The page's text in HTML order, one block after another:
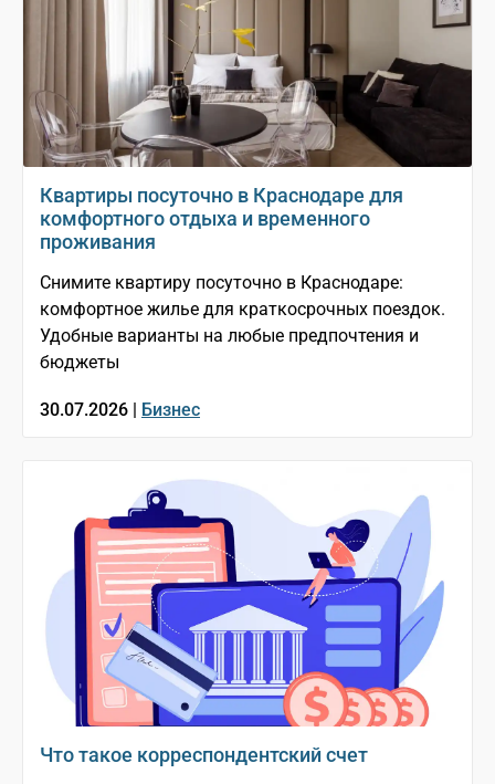
Квартиры посуточно в Краснодаре для
комфортного отдыха и временного
проживания
Снимите квартиру посуточно в Краснодаре:
комфортное жилье для краткосрочных поездок.
Удобные варианты на любые предпочтения и
бюджеты
30.07.2026 | Бизнес
Что такое корреспондентский счет